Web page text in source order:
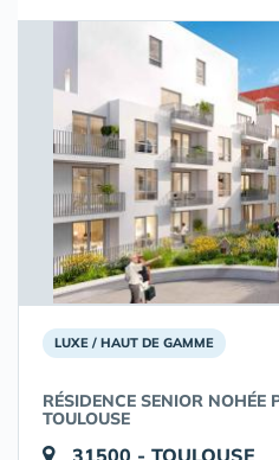
LUXE / HAUT DE GAMME
RÉSIDENCE SENIOR NOHÉE
TOULOUSE
31500 - TOULOUSE